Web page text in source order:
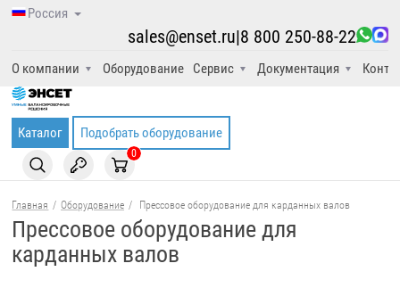
Россия
О компании Оборудование Сервис Документация
sales@enset.ru|8 800 250-88-22
Каталог Подобрать оборудование
0
Главная / Оборудование / Прессовое оборудование для карданных валов
Прессовое оборудование для
карданных валов